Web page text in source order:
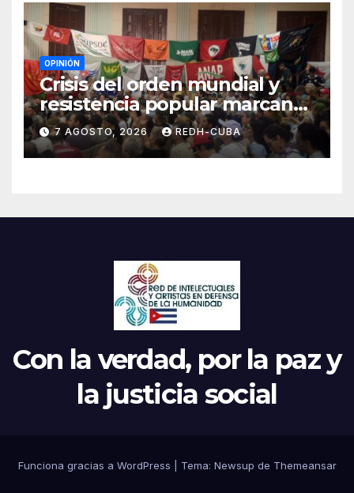
OPINIÓN
Crisis del orden mundial y
resistencia popular marcan
el inicio de la IV Asamblea
Continental de ALBA
Movimientos en Cuba
7 AGOSTO, 2026 REDH-CUBA
Con la verdad, por la paz y
la justicia social
Funciona gracias a WordPress Tema: Newsup de Themeansar